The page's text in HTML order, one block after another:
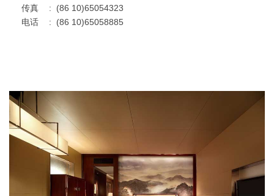
传真
:
(86 10)65054323
电话
: (86 10)65058885